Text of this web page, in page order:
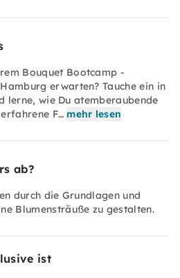
Bouquet Bootcamp -
erwarten? Tauche ein in
lerne, wie Du atemberaubende
F… mehr lesen
ab?
durch die Grundlagen und
Blumensträuße zu gestalten.
ist